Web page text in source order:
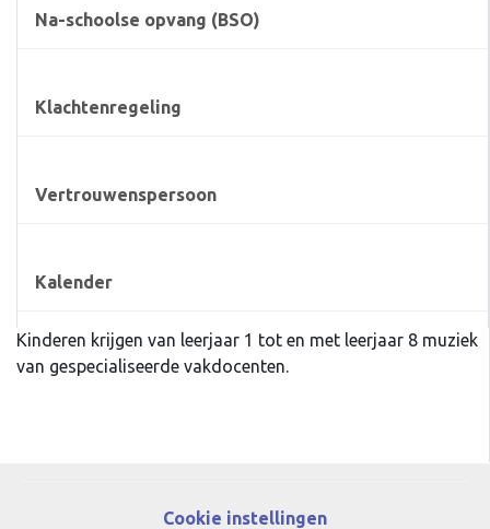
Na-schoolse opvang (BSO)
Klachtenregeling
Vertrouwenspersoon
Kalender
Kinderen krijgen van leerjaar 1 tot en met leerjaar 8 muziek
van gespecialiseerde vakdocenten.
Cookie instellingen